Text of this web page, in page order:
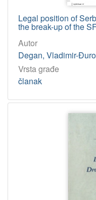
Legal position of
the break-up of the
Autor
Degan, Vladimir-Đuro
Vrsta građe
članak